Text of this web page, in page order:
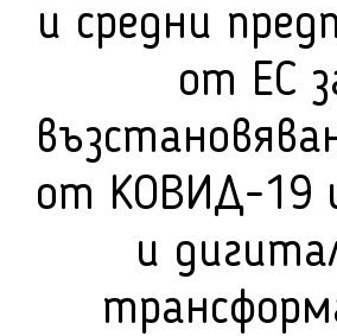
и средни
от ЕС
от КОВИД-19
и